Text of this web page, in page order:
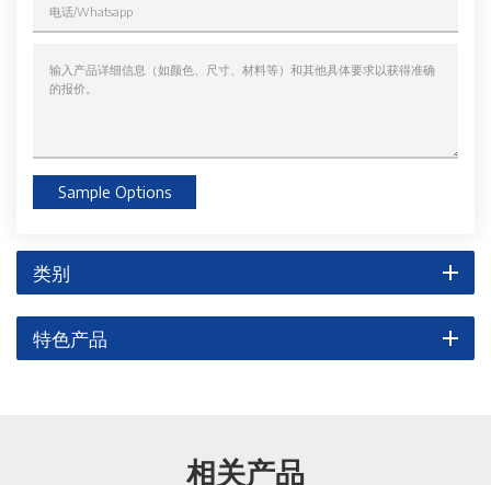
Sample Options
类别
特色产品
相关产品